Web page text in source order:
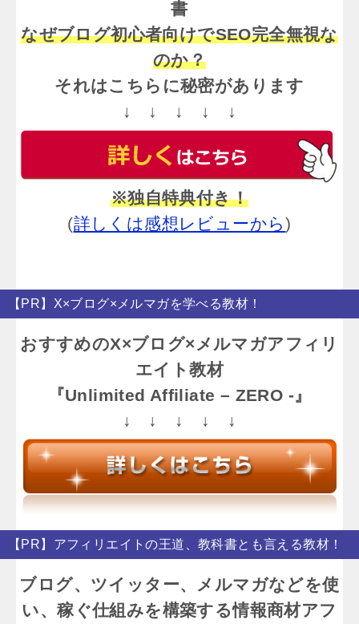
書
なぜブログ初心者向けでSEO完全無視な
のか？
それはこちらに秘密があります
↓ ↓ ↓ ↓ ↓
※独自特典付き！
(詳しくは感想レビューから)
【PR】X×ブログ×メルマガを学べる教材！
おすすめのX×ブログ×メルマガアフィリ
エイト教材
『Unlimited Affiliate – ZERO -』
↓ ↓ ↓ ↓ ↓
【PR】アフィリエイトの王道、教科書とも言える教材！
ブログ、ツイッター、メルマガなどを使
い、稼ぐ仕組みを構築する情報商材アフ